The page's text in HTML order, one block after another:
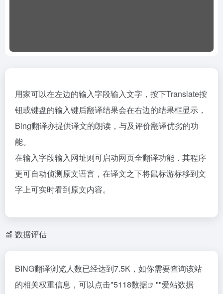
用家可以在左边的输入字段输入文字，按下Translate按
钮或键盘的输入键后翻译结果会在右边的结果框显示，
Bing翻译亦提供译文的朗读，与及评价翻译优劣的功
能。
在输入字段输入网址则可启动网页全翻译功能，其程序
更可自动侦测原文语言，在译文之下将鼠标游标移到文
字上可实时看到原文内容。
数据评估
BING翻译浏览人数已经达到7.5K，如你需要查询该站
的相关权重信息，可以点击"5118数据 ""爱站数据